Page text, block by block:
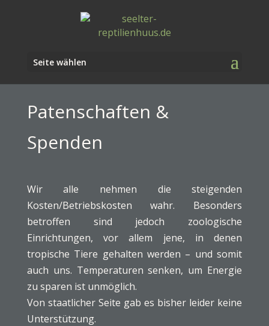
Seite wählen
Patenschaften &
Spenden
Wir alle nehmen die steigenden
Kosten/Betriebskosten wahr. Besonders
betroffen sind jedoch zoologische
Einrichtungen, vor allem jene, in denen
tropische Tiere gehalten werden – und somit
auch uns. Temperaturen senken, um Energie
zu sparen ist unmöglich.
Von staatlicher Seite gab es bisher leider keine
Unterstützung.